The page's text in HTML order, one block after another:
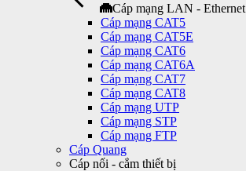
Cáp mạng LAN - Ethernet
Cáp mạng CAT5
Cáp mạng CAT5E
Cáp mạng CAT6
Cáp mạng CAT6A
Cáp mạng CAT7
Cáp mạng CAT8
Cáp mạng UTP
Cáp mạng STP
Cáp mạng FTP
Cáp Quang
Cáp nối - cắm thiết bị